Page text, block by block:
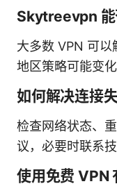
Skytreevpn 能
大多数 VPN 可以
地区策略可能变
如何解决连接
检查网络状态、
议，必要时联系技
使用免费 VPN